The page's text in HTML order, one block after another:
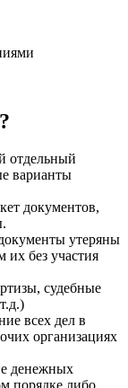
отдельный
варианты
документов,
утеряны
их без участия
судебные
всех дел в
организациях
денежных